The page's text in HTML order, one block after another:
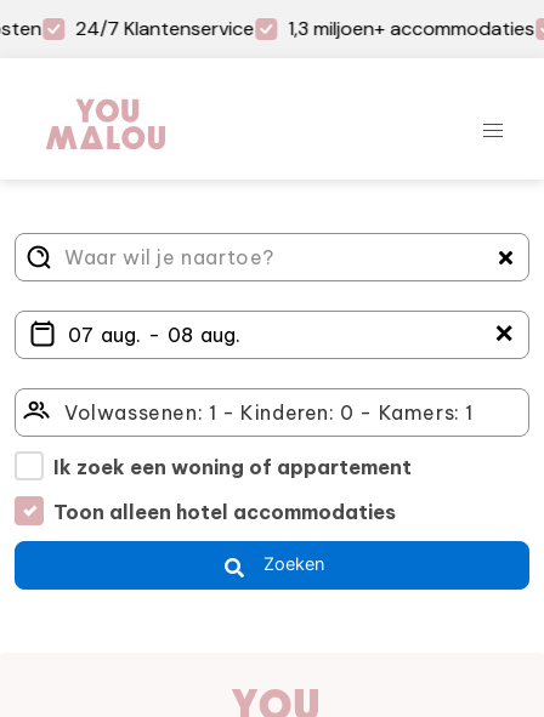
24/7 Klantenservice 1,3 miljoen+ accommodaties
＋
Ik zoek een woning of appartement
Toon alleen hotel accommodaties
Zoeken